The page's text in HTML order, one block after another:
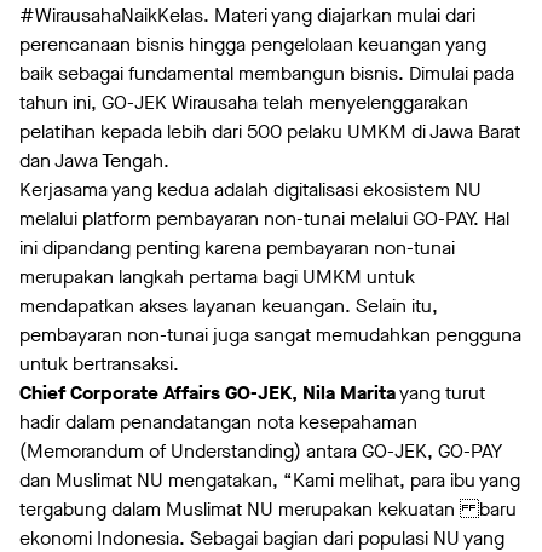
#WirausahaNaikKelas. Materi yang diajarkan mulai dari
perencanaan bisnis hingga pengelolaan keuangan yang
baik sebagai fundamental membangun bisnis. Dimulai pada
tahun ini, GO-JEK Wirausaha telah menyelenggarakan
pelatihan kepada lebih dari 500 pelaku UMKM di Jawa Barat
dan Jawa Tengah.
Kerjasama yang kedua adalah digitalisasi ekosistem NU
melalui platform pembayaran non-tunai melalui GO-PAY. Hal
ini dipandang penting karena pembayaran non-tunai
merupakan langkah pertama bagi UMKM untuk
mendapatkan akses layanan keuangan. Selain itu,
pembayaran non-tunai juga sangat memudahkan pengguna
untuk bertransaksi.
Chief Corporate Affairs GO-JEK, Nila Maritayang turut
hadir dalam penandatangan nota kesepahaman
(Memorandum of Understanding) antara GO-JEK, GO-PAY
dan Muslimat NU mengatakan, “Kami melihat, para ibu yang
tergabung dalam Muslimat NU merupakan kekuatan baru
ekonomi Indonesia. Sebagai bagian dari populasi NU yang